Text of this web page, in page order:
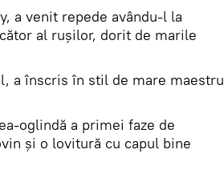
a venit repede avându-l la
al rușilor, dorit de marile
a înscris în stil de mare maestru
oglindă a primei faze de
și o lovitură cu capul bine